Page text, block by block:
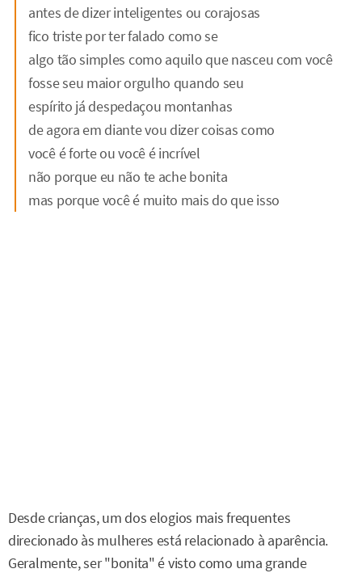
antes de dizer inteligentes ou corajosas
fico triste por ter falado como se
algo tão simples como aquilo que nasceu com você
fosse seu maior orgulho quando seu
espírito já despedaçou montanhas
de agora em diante vou dizer coisas como
você é forte ou você é incrível
não porque eu não te ache bonita
mas porque você é muito mais do que isso
Desde crianças, um dos elogios mais frequentes
direcionado às mulheres está relacionado à aparência.
Geralmente, ser "bonita" é visto como uma grande